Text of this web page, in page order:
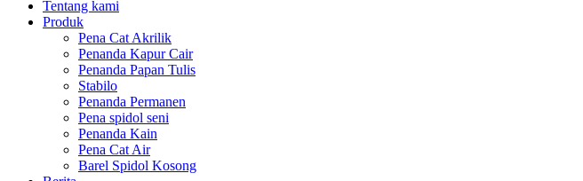
Tentang kami
Produk
Pena Cat Akrilik
Penanda Kapur Cair
Penanda Papan Tulis
Stabilo
Penanda Permanen
Pena spidol seni
Penanda Kain
Pena Cat Air
Barel Spidol Kosong